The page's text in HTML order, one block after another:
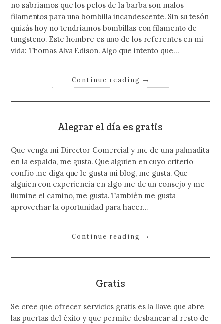
no sabríamos que los pelos de la barba son malos
filamentos para una bombilla incandescente. Sin su tesón
quizás hoy no tendríamos bombillas con filamento de
tungsteno. Este hombre es uno de los referentes en mi
vida: Thomas Alva Edison. Algo que intento que…
Continue reading →
Alegrar el día es gratis
Que venga mi Director Comercial y me de una palmadita
en la espalda, me gusta. Que alguien en cuyo criterio
confío me diga que le gusta mi blog, me gusta. Que
alguien con experiencia en algo me de un consejo y me
ilumine el camino, me gusta. También me gusta
aprovechar la oportunidad para hacer…
Continue reading →
Gratis
Se cree que ofrecer servicios gratis es la llave que abre
las puertas del éxito y que permite desbancar al resto de